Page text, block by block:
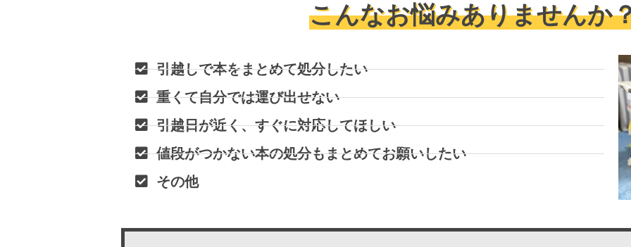
こんなお悩みありませんか
引越しで本をまとめて処分したい
重くて自分では運び出せない
引越日が近く、すぐに対応してほしい
値段がつかない本の処分もまとめてお願いしたい
その他